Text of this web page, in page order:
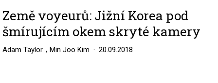
Země voyeurů: Jižní Korea pod
šmírujícím okem skryté kamery
Adam Taylor , Min Joo Kim 20.09.2018